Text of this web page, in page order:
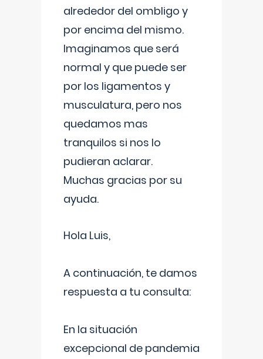
alrededor del ombligo y
por encima del mismo.
Imaginamos que será
normal y que puede ser
por los ligamentos y
musculatura, pero nos
quedamos mas
tranquilos si nos lo
pudieran aclarar.
Muchas gracias por su
ayuda.
Hola Luis,
A continuación, te damos
respuesta a tu consulta:
En la situación
excepcional de pandemia